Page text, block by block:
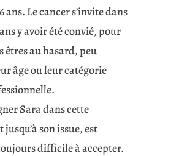
ans. Le cancer s’invite dans
y avoir été convié, pour
êtres au hasard, peu
âge ou leur catégorie
Sara dans cette
jusqu’à son issue, est
difficile à accepter.